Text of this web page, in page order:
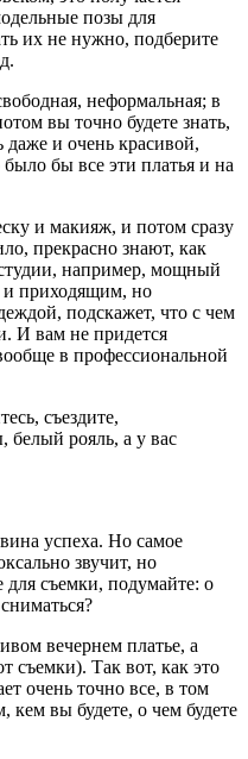
позы для
их не нужно, подберите
неформальная; в
вы точно будете знать,
даже и очень красивой,
бы все эти платья и на
и макияж, и потом сразу
прекрасно знают, как
например, мощный
и приходящим, но
подскажет, что с чем
И вам не придется
в профессиональной
съездите,
белый рояль, а у вас
успеха. Но самое
звучит, но
съемки, подумайте: о
вечернем платье, а
съемки). Так вот, как это
очень точно все, в том
кем вы будете, о чем будете